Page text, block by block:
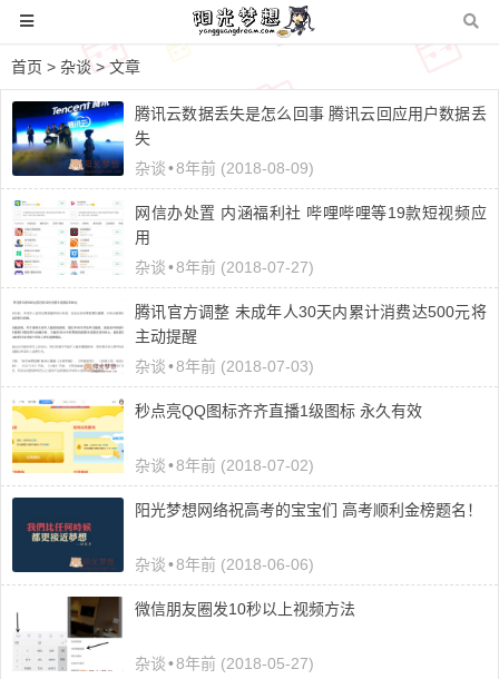
首页 > 杂谈 > 文章
腾讯云数据丢失是怎么回事 腾讯云回应用户数据丢
失
杂谈•8年前 (2018-08-09)
网信办处置 内涵福利社 哔哩哔哩等19款短视频应
用
杂谈•8年前 (2018-07-27)
腾讯官方调整 未成年人30天内累计消费达500元将
主动提醒
杂谈•8年前 (2018-07-03)
秒点亮QQ图标齐齐直播1级图标 永久有效
杂谈•8年前 (2018-07-02)
阳光梦想网络祝高考的宝宝们 高考顺利金榜题名！
杂谈•8年前 (2018-06-06)
微信朋友圈发10秒以上视频方法
杂谈•8年前 (2018-05-27)